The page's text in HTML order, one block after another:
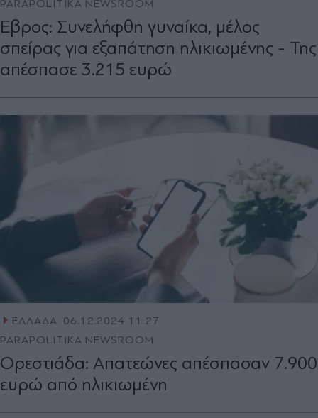
PARAPOLITIKA NEWSROOM
Έβρος: Συνελήφθη γυναίκα, μέλος
σπείρας για εξαπάτηση ηλικιωμένης - Της
απέσπασε 3.215 ευρώ
ΕΛΛΑΔΑ 06.12.2024 11:27
PARAPOLITIKA NEWSROOM
Ορεστιάδα: Απατεώνες απέσπασαν 7.900
ευρώ από ηλικιωμένη